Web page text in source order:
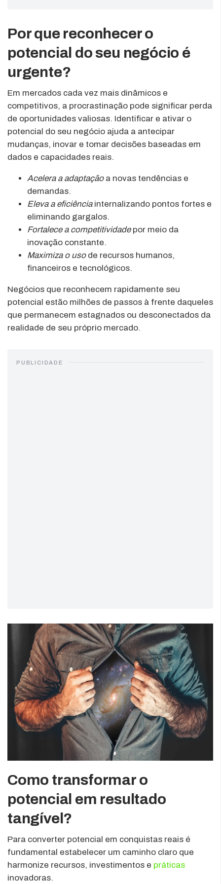
Por que reconhecer o
potencial do seu negócio é
urgente?
Em mercados cada vez mais dinâmicos e
competitivos, a procrastinação pode significar perda
de oportunidades valiosas. Identificar e ativar o
potencial do seu negócio ajuda a antecipar
mudanças, inovar e tomar decisões baseadas em
dados e capacidades reais.
Acelera a adaptaçãoa novas tendências e
demandas.
Eleva a eficiênciainternalizando pontos fortes e
eliminando gargalos.
Fortalece a competitividadepor meio da
inovação constante.
Maximiza o usode recursos humanos,
financeiros e tecnológicos.
Negócios que reconhecem rapidamente seu
potencial estão milhões de passos à frente daqueles
que permanecem estagnados ou desconectados da
realidade de seu próprio mercado.
PUBLICIDADE
Como transformar o
potencial em resultado
tangível?
Para converter potencial em conquistas reais é
fundamental estabelecer um caminho claro que
harmonize recursos, investimentos e práticas
inovadoras.